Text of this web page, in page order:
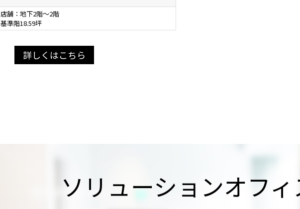
店舗：地下2階～2階
基準階18.59坪
詳しくはこちら
ソリューションオフ